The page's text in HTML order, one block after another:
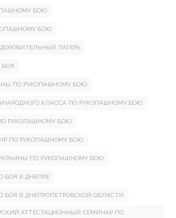
БОЮ
БОЮ
ЛАГЕРЬ
БОЯ
ПО РУКОПАШНОМУ БОЮ
КЛАССА ПО РУКОПАШНОМУ БОЮ
РУКОПАШНОМУ БОЮ
ПО РУКОПАШНОМУ БОЮ
ПО РУКОПАШНОМУ БОЮ
БОЯ В ДНЕПРЕ
БОЯ В ДНЕПРОПЕТРОВСКОЙ ОБЛАСТИ
АТТЕСТАЦИОННЫЙ СЕМИНАР ПО